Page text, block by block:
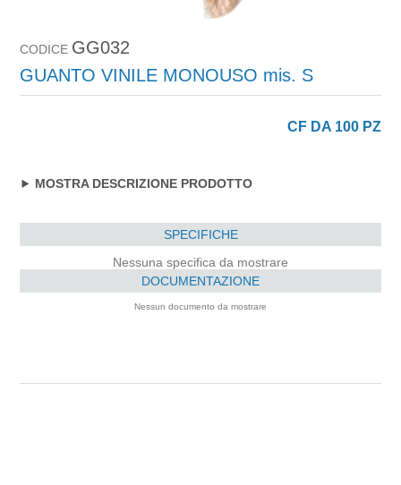
CODICE GG032
GUANTO VINILE MONOUSO mis. S
CF DA 100 PZ
MOSTRA DESCRIZIONE PRODOTTO
SPECIFICHE
Nessuna specifica da mostrare
DOCUMENTAZIONE
Nessun documento da mostrare